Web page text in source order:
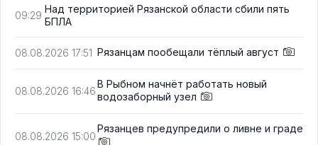
09:29
Над территорией Рязанской области сбили пять
БПЛА
08.08.2026 17:51 Рязанцам пообещали тёплый август
08.08.2026 16:46
В Рыбном начнёт работать новый
водозаборный узел
08.08.2026 15:00
Рязанцев предупредили о ливне и граде